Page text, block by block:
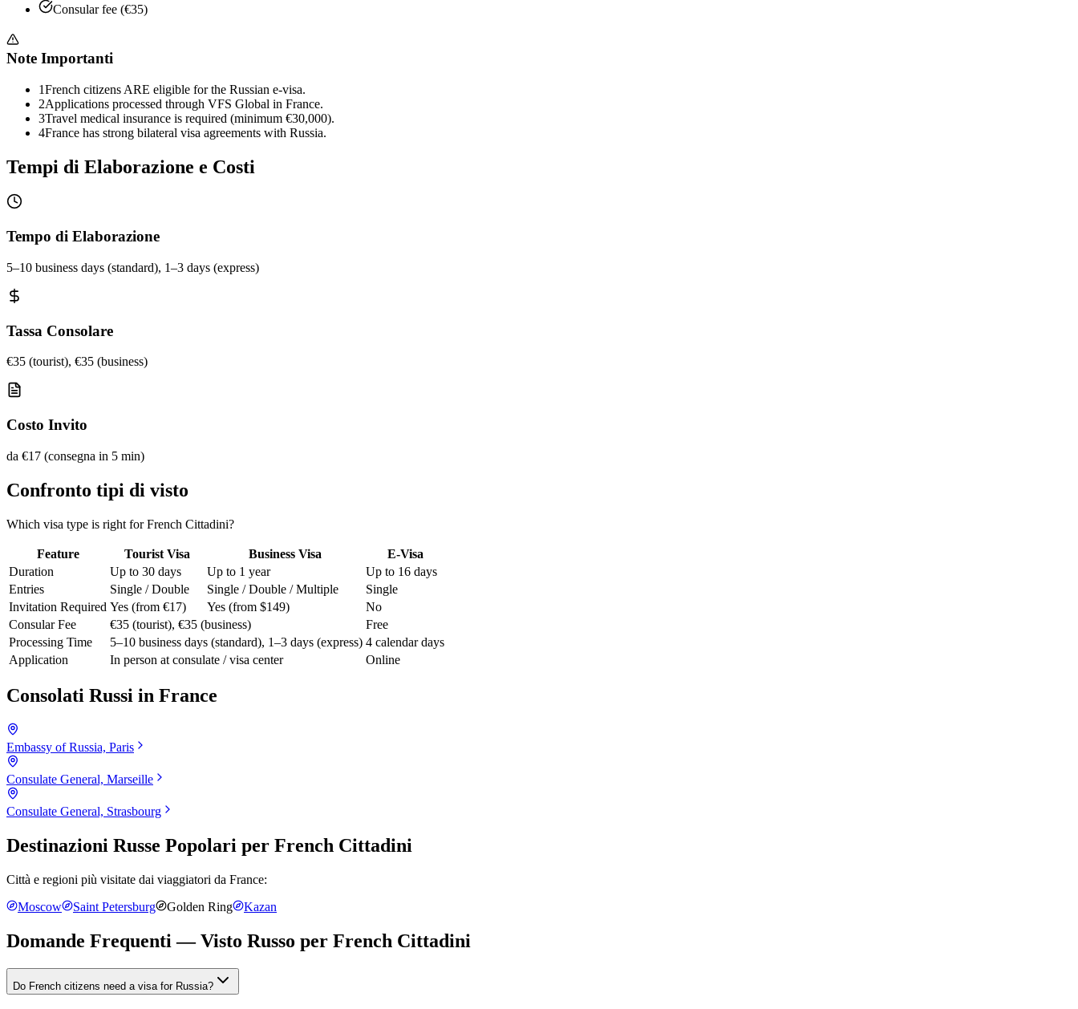
Consular fee (€35)
Note Importanti
1French citizens ARE eligible for the Russian e-visa.
2Applications processed through VFS Global in France.
3Travel medical insurance is required (minimum €30,000).
4France has strong bilateral visa agreements with Russia.
Tempi di Elaborazione e Costi
Tempo di Elaborazione
5–10 business days (standard), 1–3 days (express)
Tassa Consolare
€35 (tourist), €35 (business)
Costo Invito
da €17 (consegna in 5 min)
Confronto tipi di visto
Which visa type is right for French Cittadini?
Feature Tourist Visa Business Visa
E-Visa
Duration
Up to 30 days Up to 1 year
Up to 16 days
Entries
Single / Double Single / Double / Multiple
Single
Invitation Required Yes (from €17) Yes (from $149)
No
Consular Fee
€35 (tourist), €35 (business)
Free
Processing Time
5–10 business days (standard), 1–3 days (express) 4 calendar days
Application
In person at consulate / visa center Online
Consolati Russi in France
Embassy of Russia, Paris
Consulate General, Marseille
Consulate General, Strasbourg
Destinazioni Russe Popolari per French Cittadini
Città e regioni più visitate dai viaggiatori da France:
Moscow
Saint Petersburg Golden Ring Kazan
Domande Frequenti — Visto Russo per French Cittadini
Do French citizens need a visa for Russia?